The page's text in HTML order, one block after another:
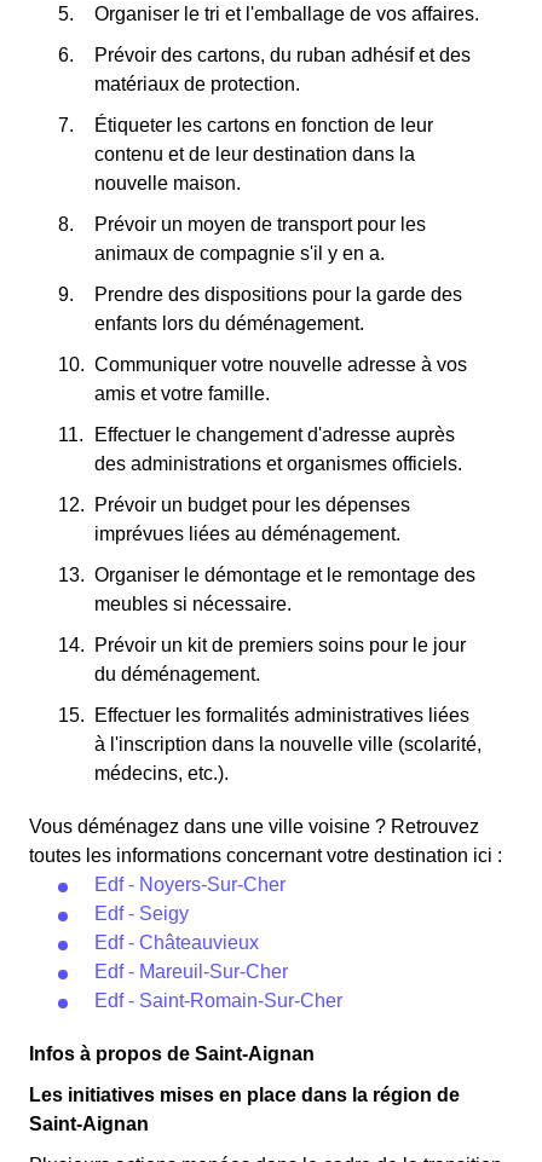
Organiser le tri et l'emballage de vos affaires.
Prévoir des cartons, du ruban adhésif et des
matériaux de protection.
Étiqueter les cartons en fonction de leur
contenu et de leur destination dans la
nouvelle maison.
Prévoir un moyen de transport pour les
animaux de compagnie s'il y en a.
Prendre des dispositions pour la garde des
enfants lors du déménagement.
Communiquer votre nouvelle adresse à vos
amis et votre famille.
Effectuer le changement d'adresse auprès
des administrations et organismes officiels.
Prévoir un budget pour les dépenses
imprévues liées au déménagement.
Organiser le démontage et le remontage des
meubles si nécessaire.
Prévoir un kit de premiers soins pour le jour
du déménagement.
Effectuer les formalités administratives liées
à l'inscription dans la nouvelle ville (scolarité,
médecins, etc.).
Vous déménagez dans une ville voisine ? Retrouvez
toutes les informations concernant votre destination ici :
Edf - Noyers-Sur-Cher
Edf - Seigy
Edf - Châteauvieux
Edf - Mareuil-Sur-Cher
Edf - Saint-Romain-Sur-Cher
Infos à propos de Saint-Aignan
Les initiatives mises en place dans la région de
Saint-Aignan